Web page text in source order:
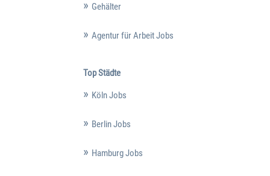
Gehälter
Agentur für Arbeit Jobs
Top Städte
Köln Jobs
Berlin Jobs
Hamburg Jobs